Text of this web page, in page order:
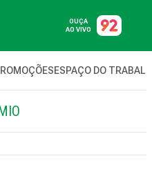
OUÇA
AO VIVO
ESPAÇO DO